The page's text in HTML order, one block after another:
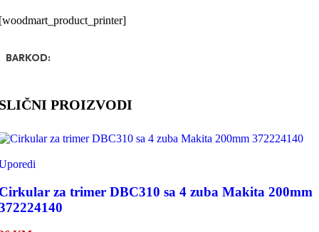
BARKOD:
PROIZVODI
za trimer DBC310 sa 4 zuba Makita 200mm